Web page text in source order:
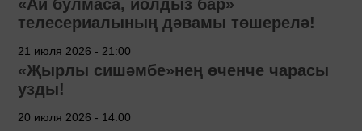
«Ай булмаса, йолдыз бар»
телесериалының дәвамы төшерелә!
21 июля 2026 - 21:00
«Җырлы сишәмбе»нең өченче чарасы
узды!
20 июля 2026 - 14:00